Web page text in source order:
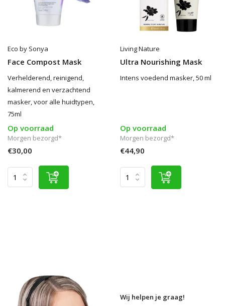
Eco by Sonya
Face Compost Mask
Verhelderend, reinigend,
kalmerend en verzachtend
masker, voor alle huidtypen,
75ml
Op voorraad
Morgen bezorgd*
€30,00
Living Nature
Ultra Nourishing Mask
Intens voedend masker, 50 ml
Op voorraad
Morgen bezorgd*
€44,90
Wij helpen je graag!